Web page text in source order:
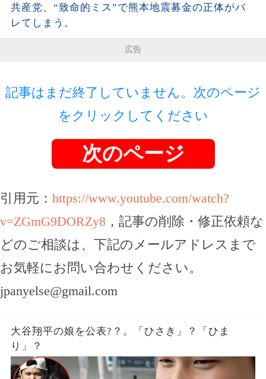
共産党、“致命的ミス”で熊本地震募金の正体がバ
レてしまう。
広告
記事はまだ終了していません。次のページ
をクリックしてください
次のページ
引用元： https://www.youtube.com/watch?
v=ZGmG9DORZy8 ，記事の削除・修正依頼な
どのご相談は、下記のメールアドレスまで
お気軽にお問い合わせください。
jpanyelse@gmail.com
大谷翔平の娘を公表?？。「ひさき」？「ひま
り」？